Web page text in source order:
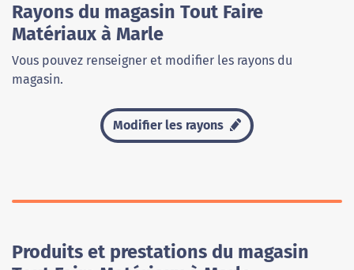
Rayons du magasin Tout Faire
Matériaux à Marle
Vous pouvez renseigner et modifier les rayons du
magasin.
Modifier les rayons
Produits et prestations du magasin